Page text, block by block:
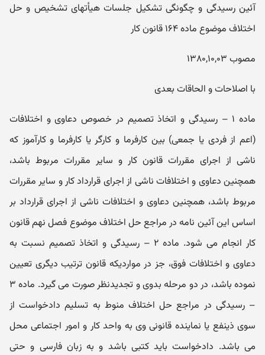
آئین رسیدگی و چگونگی تشکیل جلسات هیأتهای تشخیص و حل
اختلاف موضوع ماده ۱۶۴ قانون کار
مصوب ۱۳۸۰,۱۰,۰۳
با اصلاحات و الحاقات بعدی
ماده ۱ – رسیدگی و اتخاذ تصمیم در خصوص دعاوی و اختلافات
(اعم از فردی یا جمعی) بین کارفرما و کارگر یا کارفرما و کارآموز که
ناشی از اجرای مقررات قانون کار و سایر مقررات مربوط باشد،
همچنین دعاوی و اختلافات ناشی از اجرای قرارداد کار و سایر مقررات
مربوط باشد، همچنین دعاوی و اختلافات ناشی از اجرای قرارداد بر
اساس این آئین‌ نامه در مراجع حل اختلاف موضوع فصل نهم قانون
کار انجام می‌ شود. ماده ۲ – رسیدگی و اتخاذ تصمیم نسبت به
دعاوی و اختلافات فوق، جز در مواردیکه قانون ترتیب دیگری تعیین
نموده باشد، در دو مرحله بدوی و تجدیدنظر صورت می‌ گیرد. ماده ۳
– رسیدگی در مراجع حل اختلاف منوط به تسلیم دادخواست از
سوی ذینفع یا نماینده قانونی وی به واحد کار و امور اجتماعی محل
می‌ باشد. دادخواست باید کتبی باشد و به زبان فارسی و حتی‌